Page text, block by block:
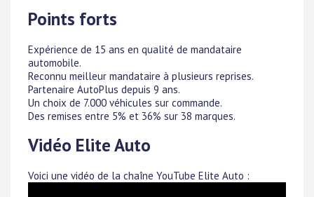
Points forts
Expérience de 15 ans en qualité de mandataire
automobile.
Reconnu meilleur mandataire à plusieurs reprises.
Partenaire AutoPlus depuis 9 ans.
Un choix de 7.000 véhicules sur commande.
Des remises entre 5% et 36% sur 38 marques.
Vidéo Elite Auto
Voici une vidéo de la chaîne YouTube Elite Auto :